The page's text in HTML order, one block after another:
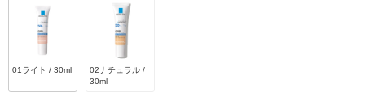
01ライト / 30ml
02ナチュラル /
30ml